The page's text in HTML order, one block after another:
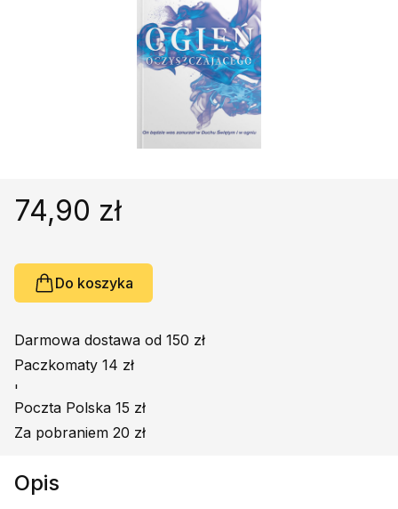
Książki obcojęzyczne
Podręczniki szkolne
Promocja
74,90 zł
Do koszyka
Darmowa dostawa od 150 zł
Paczkomaty 14 zł
'
Poczta Polska 15 zł
Za pobraniem 20 zł
Opis